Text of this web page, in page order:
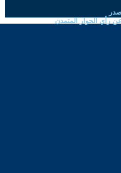
رأي الحوار المتمدن